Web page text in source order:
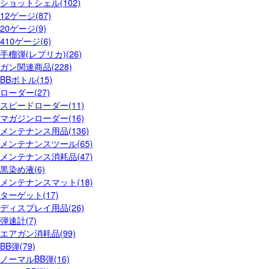
ショットシェル(102)
12ゲージ(87)
20ゲージ(9)
410ゲージ(6)
手榴弾(レプリカ)(26)
ガン関連商品(228)
BBボトル(15)
ローダー(27)
スピードローダー(11)
マガジンローダー(16)
メンテナンス用品(136)
メンテナンスツール(65)
メンテナンス消耗品(47)
黒染め液(6)
メンテナンスマット(18)
ターゲット(17)
ディスプレイ用品(26)
弾速計(7)
エアガン消耗品(99)
BB弾(79)
ノーマルBB弾(16)